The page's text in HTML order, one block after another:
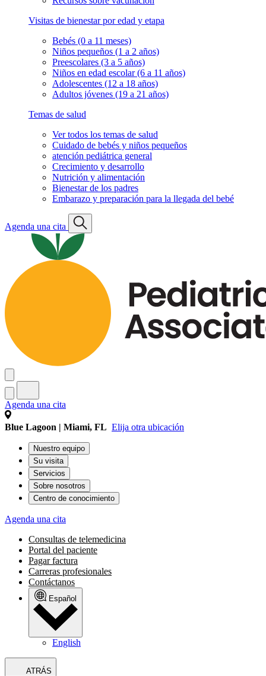
Visitas de bienestar por edad y etapa
Bebés (0 a 11 meses)
Niños pequeños (1 a 2 años)
Preescolares (3 a 5 años)
Niños en edad escolar (6 a 11 años)
Adolescentes (12 a 18 años)
Adultos jóvenes (19 a 21 años)
Temas de salud
Ver todos los temas de salud
Cuidado de bebés y niños pequeños
atención pediátrica general
Crecimiento y desarrollo
Nutrición y alimentación
Bienestar de los padres
Embarazo y preparación para la llegada del bebé
Agenda una cita
Agenda una cita
Blue Lagoon | Miami, FL Elija otra ubicación
Nuestro equipo
Su visita
Servicios
Sobre nosotros
Centro de conocimiento
Agenda una cita
Consultas de telemedicina
Portal del paciente
Pagar factura
Carreras profesionales
Contáctanos
Español
English
ATRÁS